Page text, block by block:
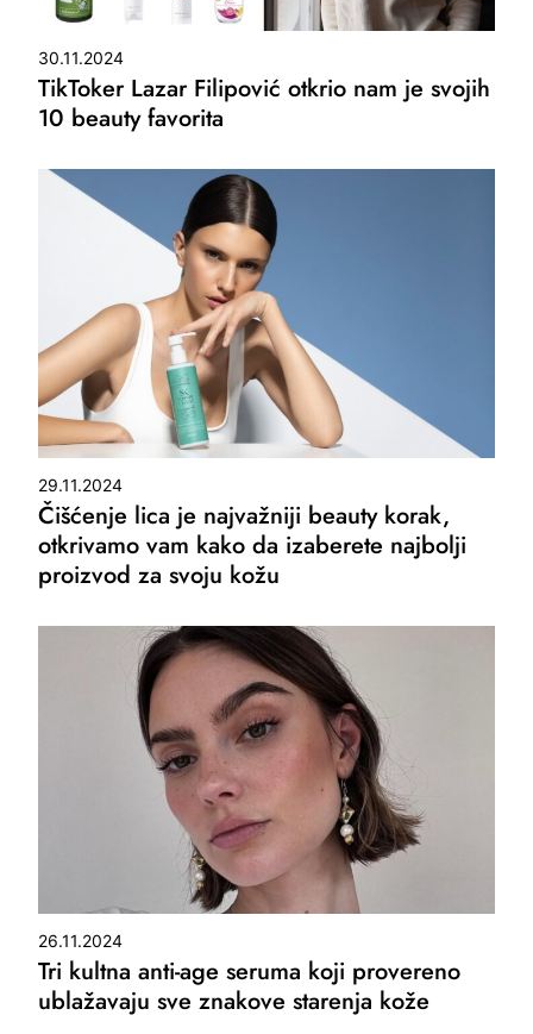
30.11.2024
TikToker Lazar Filipović otkrio nam je svojih
10 beauty favorita
29.11.2024
Čišćenje lica je najvažniji beauty korak,
otkrivamo vam kako da izaberete najbolji
proizvod za svoju kožu
26.11.2024
Tri kultna anti-age seruma koji provereno
ublažavaju sve znakove starenja kože